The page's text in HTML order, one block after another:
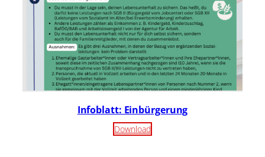
Infoblatt: Einbürgerung
Download